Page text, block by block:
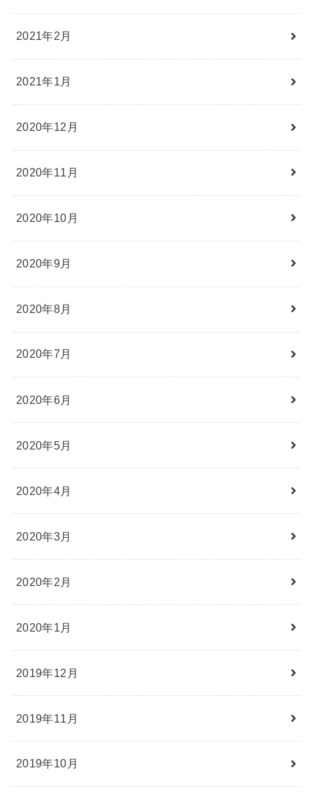
2021年2月
2021年1月
2020年12月
2020年11月
2020年10月
2020年9月
2020年8月
2020年7月
2020年6月
2020年5月
2020年4月
2020年3月
2020年2月
2020年1月
2019年12月
2019年11月
2019年10月